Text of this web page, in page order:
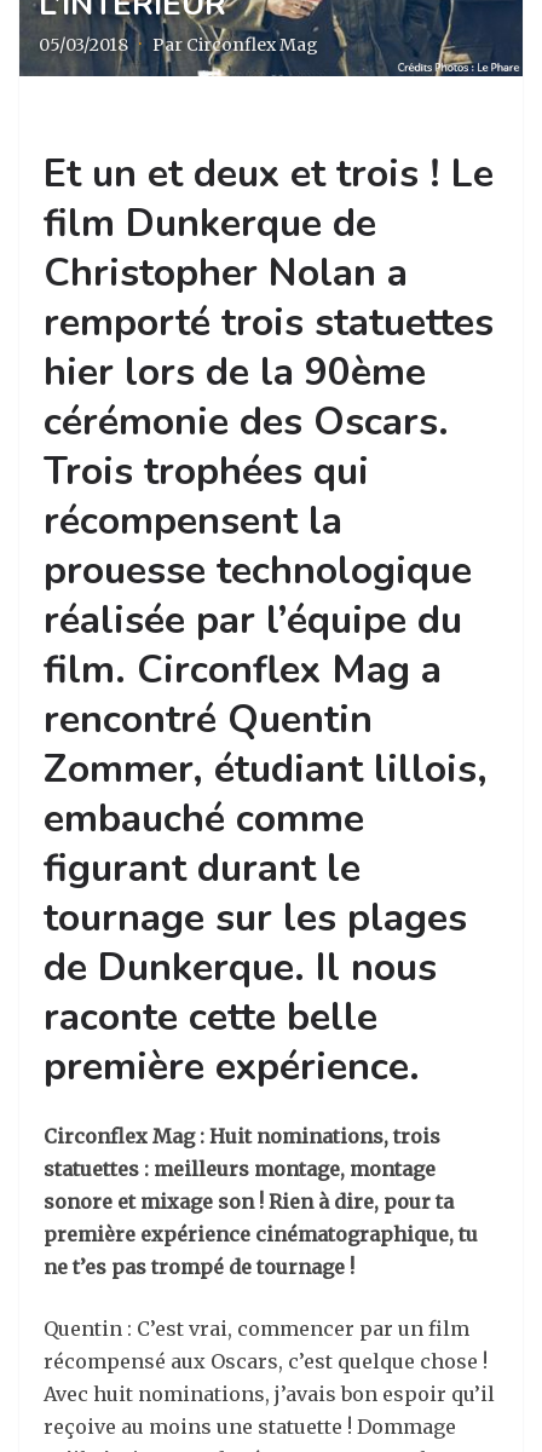
05/03/2018 · Par Circonflex Mag
Et un et deux et trois ! Le
film Dunkerque de
Christopher Nolan a
remporté trois statuettes
hier lors de la 90ème
cérémonie des Oscars.
Trois trophées qui
récompensent la
prouesse technologique
réalisée par l’équipe du
film. Circonflex Mag a
rencontré Quentin
Zommer, étudiant lillois,
embauché comme
figurant durant le
tournage sur les plages
de Dunkerque. Il nous
raconte cette belle
première expérience.
Circonflex Mag : Huit nominations, trois
statuettes : meilleurs montage, montage
sonore et mixage son ! Rien à dire, pour ta
première expérience cinématographique, tu
ne t’es pas trompé de tournage !
Quentin : C’est vrai, commencer par un film
récompensé aux Oscars, c’est quelque chose !
Avec huit nominations, j’avais bon espoir qu’il
reçoive au moins une statuette ! Dommage